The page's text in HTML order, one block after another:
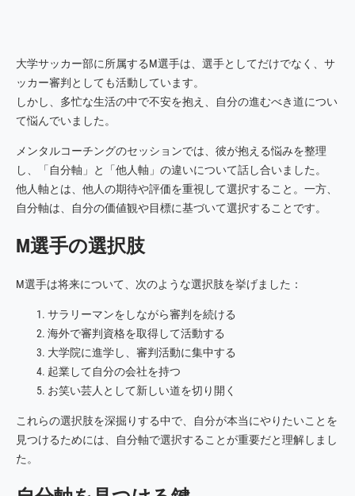
大学サッカー部に所属するM選手は、選手としてだけでなく、サ
ッカー審判としても活動しています。
しかし、多忙な生活の中で不安を抱え、自分の進むべき道につい
て悩んでいました。
メンタルコーチングのセッションでは、彼が抱える悩みを整理
し、「自分軸」と「他人軸」の違いについて話し合いました。
他人軸とは、他人の期待や評価を重視して選択すること。一方、
自分軸は、自分の価値観や目標に基づいて選択することです。
M選手の選択肢
M選手は将来について、次のような選択肢を挙げました：
サラリーマンをしながら審判を続ける
海外で審判資格を取得して活動する
大学院に進学し、審判活動に集中する
起業して自分の会社を持つ
お笑い芸人として新しい道を切り開く
これらの選択肢を深掘りする中で、自分が本当にやりたいことを
見つけるためには、自分軸で選択することが重要だと理解しまし
た。